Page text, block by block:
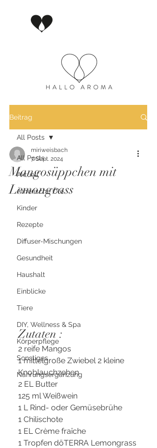
Beitrag
All Posts
Aktuell
Ätherische Öle
Kinder
Rezepte
Diffuser-Mischungen
Gesundheit
Haushalt
Einblicke
Tiere
DIY, Wellness & Spa
Körperpflege
Sonstiges
Nahrungsergänzung
All Posts
Mangosüppchen mit
Lemongrass
miriweisbach
7. Sept. 2024
Zutaten :
2 reife Mangos
1 mittelgroße Zwiebel 2 kleine
Knoblauchzehen
2 EL Butter
125 ml Weißwein
1 L Rind- oder Gemüsebrühe
1 Chilischote
1 EL Crème fraîche
1 Tropfen dōTERRA Lemongrass